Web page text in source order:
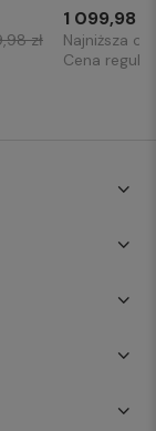
zł
1 099,98 zł
Najniższa
Cena